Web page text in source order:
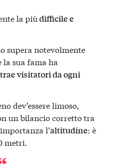
la piùdifficile e
supera notevolmente
sua fama ha
visitatori da ogni
dev’essere limoso,
un bilancio corretto tra
l’altitudine: è
metri.